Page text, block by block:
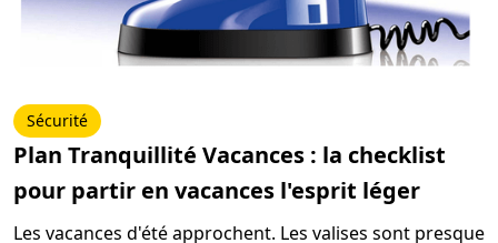
Sécurité
Plan Tranquillité Vacances : la checklist
pour partir en vacances l'esprit léger
Les vacances d'été approchent. Les valises sont presque